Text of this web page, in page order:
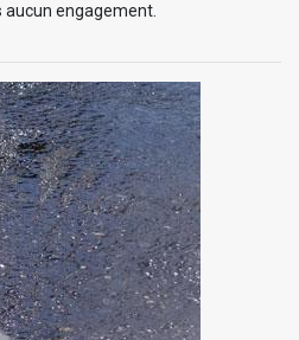
aucun engagement.